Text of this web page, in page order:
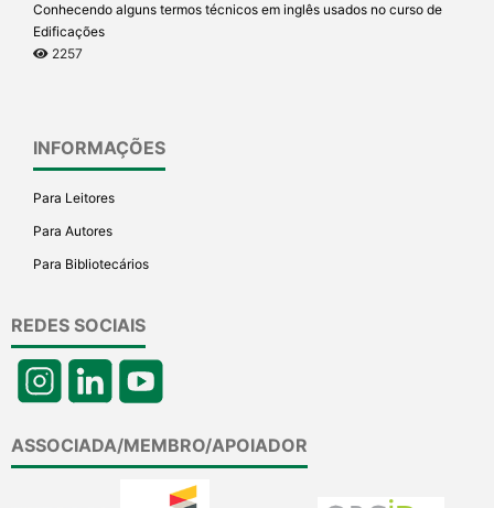
Conhecendo alguns termos técnicos em inglês usados no curso de
Edificações
2257
INFORMAÇÕES
Para Leitores
Para Autores
Para Bibliotecários
REDES SOCIAIS
ASSOCIADA/MEMBRO/APOIADOR